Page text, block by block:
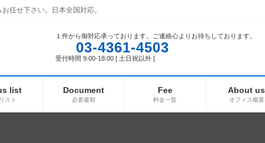
任せ下さい。日本全国対応。
１件から御対応承っております。ご連絡心よりお待ちしております。
03-4361-4503
受付時間 9:00-18:00 [ 土日祝以外 ]
list
スト
Document
必要書類
Fee
料金一覧
About us
オフィス概要